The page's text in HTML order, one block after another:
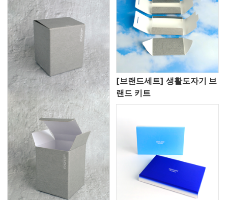
[브랜드세트] 생활도자기 브
랜드 키트